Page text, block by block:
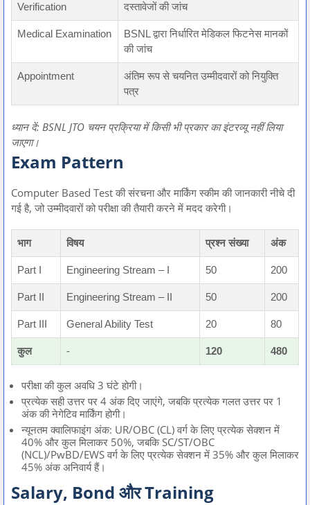
Verification
दस्तावेजों की जांच
Medical Examination
BSNL द्वारा निर्धारित मेडिकल फिटनेस मानकों
की जांच
Appointment
अंतिम रूप से चयनित उम्मीदवारों को नियुक्ति
पत्र
ध्यान दें: BSNL JTO चयन प्रक्रिया में किसी भी प्रकार का इंटरव्यू नहीं लिया
जाएगा।
Exam Pattern
Computer Based Test की संरचना और मार्किंग स्कीम की जानकारी नीचे दी
गई है, जो उम्मीदवारों को परीक्षा की तैयारी करने में मदद करेगी।
भाग विषय प्रश्न संख्या अंक
Part I Engineering Stream – I 50 200
Part II Engineering Stream – II 50 200
Part III General Ability Test 20 80
कुल - 120 480
परीक्षा की कुल अवधि 3 घंटे होगी।
प्रत्येक सही उत्तर पर 4 अंक दिए जाएंगे, जबकि प्रत्येक गलत उत्तर पर 1
अंक की नेगेटिव मार्किंग होगी।
न्यूनतम क्वालिफाइंग अंक: UR/OBC (CL) वर्ग के लिए प्रत्येक सेक्शन में
40% और कुल मिलाकर 50%, जबकि SC/ST/OBC
(NCL)/PwBD/EWS वर्ग के लिए प्रत्येक सेक्शन में 35% और कुल मिलाकर
45% अंक अनिवार्य हैं।
Salary, Bond और Training